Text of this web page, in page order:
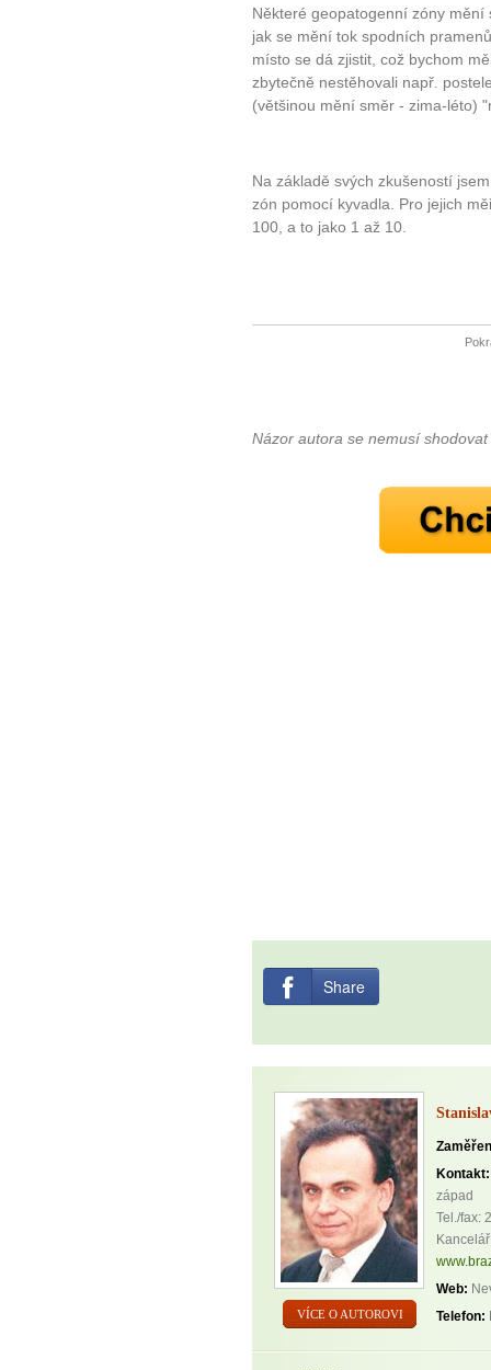
Některé geopatogenní zóny
jak se mění tok spodních
místo se dá zjistit, což bychom
zbytečně nestěhovali např.
(většinou mění směr - zima-léto)
Na základě svých zkušeností
zón pomocí kyvadla. Pro jejich
100, a to jako 1 až 10.
Názor autora se nemusí
Share
VÍCE O AUTOROVI
Kontakt:
západ
Tel./fax:
Web:
Telefon: